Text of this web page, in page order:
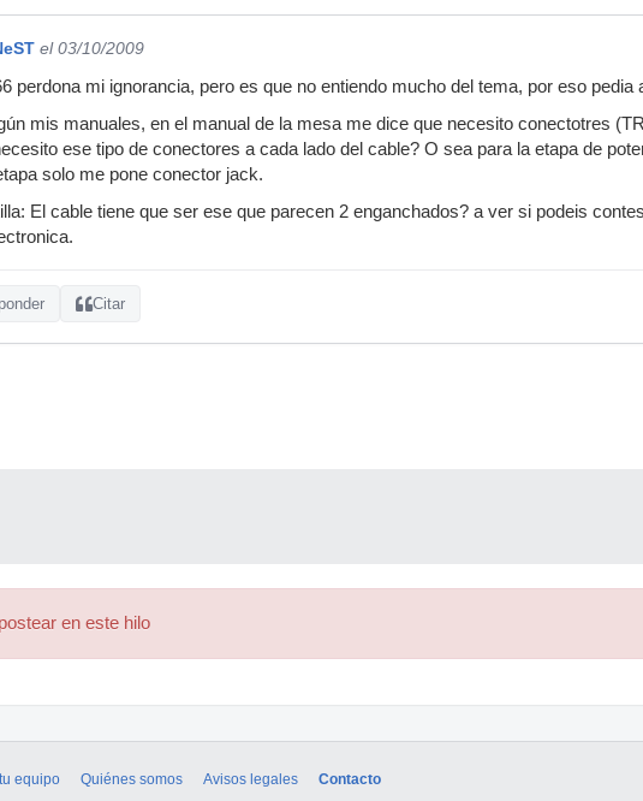
el 03/10/2009
perdona mi ignorancia, pero es que no entiendo mucho del tema, por eso pedia
mis manuales, en el manual de la mesa me dice que necesito conectotres
ese tipo de conectores a cada lado del cable? O sea para la etapa de
solo me pone conector jack.
El cable tiene que ser ese que parecen 2 enganchados? a ver si podeis
Citar
en este hilo
equipo Quiénes somos Avisos legales Contacto